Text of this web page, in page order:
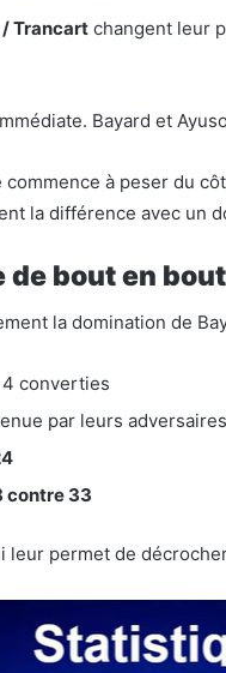
/ Trancart changent leur
Bayard et
à peser du
la différence avec un
bout en bout
la domination de
4 converties
par leurs adversaires
contre 33
leur permet de